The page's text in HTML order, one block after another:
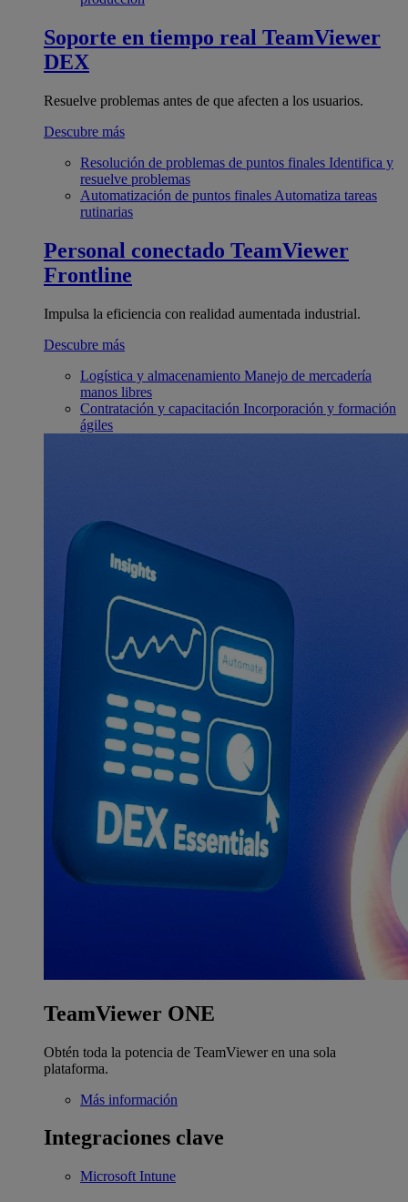
Soporte en tiempo real TeamViewer
DEX
Resuelve problemas antes de que afecten a los usuarios.
Descubre más
Resolución de problemas de puntos finales Identifica y
resuelve problemas
Automatización de puntos finales Automatiza tareas
rutinarias
Personal conectado TeamViewer
Frontline
Impulsa la eficiencia con realidad aumentada industrial.
Descubre más
Logística y almacenamiento Manejo de mercadería
manos libres
Contratación y capacitación Incorporación y formación
ágiles
TeamViewer ONE
Obtén toda la potencia de TeamViewer en una sola
plataforma.
Más información
Integraciones clave
Microsoft Intune